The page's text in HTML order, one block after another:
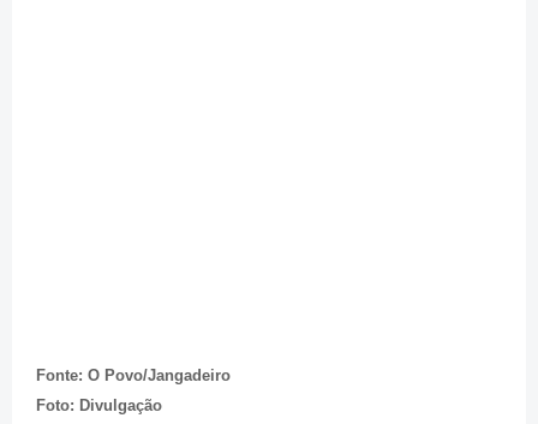
Fonte: O Povo/Jangadeiro
Foto: Divulgação